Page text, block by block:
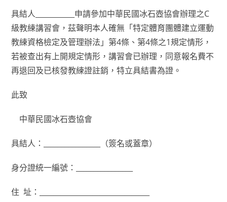
具結人___________申請參加中華民國冰石壺協會辦理之C
級教練講習會，茲聲明本人確無「特定體育團體建立運動
教練資格檢定及管理辦法」第4條、第4條之1規定情形，
若被查出有上開規定情形，講習會已辦理，同意報名費不
再退回及已核發教練證註銷，特立具結書為證。
此致
中華民國冰石壺協會
具結人：________________（簽名或蓋章）
身分證統一編號：________________
住 址：_______________________________